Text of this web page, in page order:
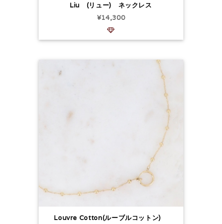
Liu (リュー) ネックレス
¥14,300
Louvre Cotton(ルーブルコットン)